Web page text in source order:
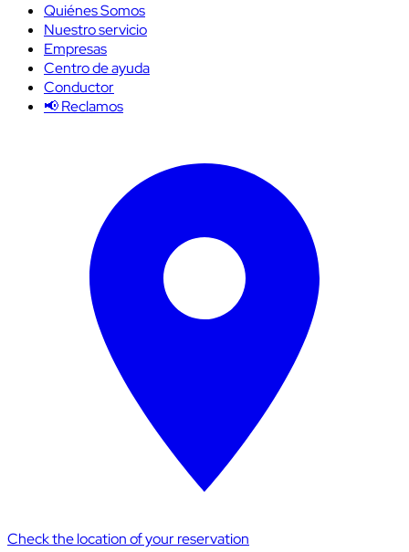
Quiénes Somos
Nuestro servicio
Empresas
Centro de ayuda
Conductor
📢 Reclamos
Check the location of your reservation